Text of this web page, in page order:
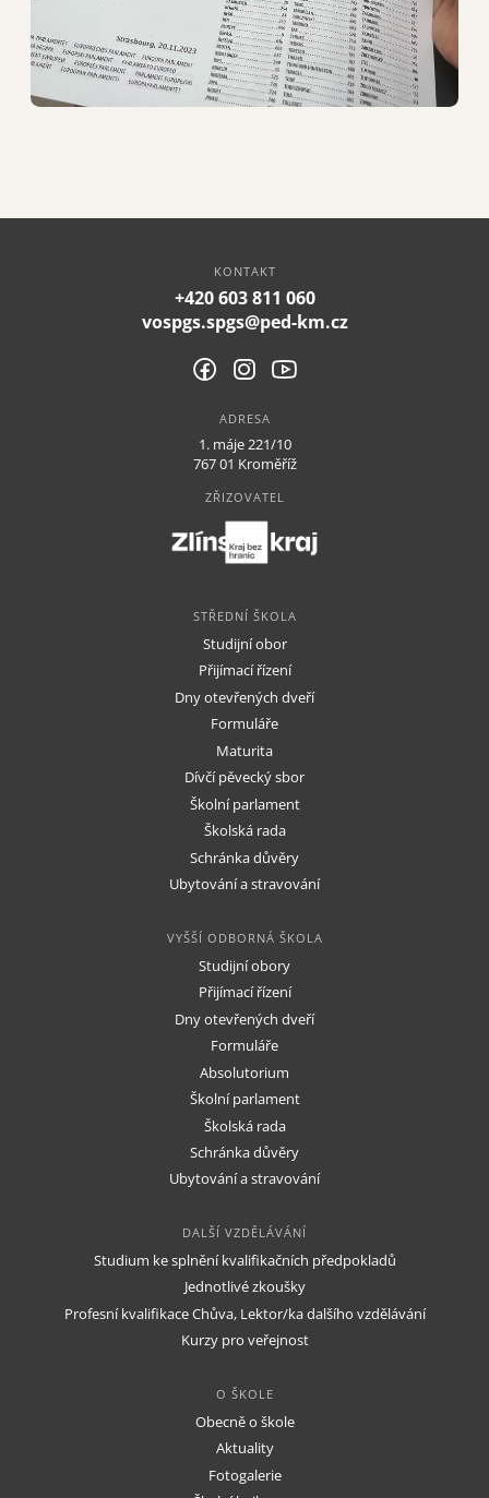
KONTAKT
+420 603 811 060
vospgs.spgs@ped-km.cz
ADRESA
1. máje 221/10
767 01 Kroměříž
ZŘIZOVATEL
STŘEDNÍ ŠKOLA
Studijní obor
Přijímací řízení
Dny otevřených dveří
Formuláře
Maturita
Dívčí pěvecký sbor
Školní parlament
Školská rada
Schránka důvěry
Ubytování a stravování
VYŠŠÍ ODBORNÁ ŠKOLA
Studijní obory
Přijímací řízení
Dny otevřených dveří
Formuláře
Absolutorium
Školní parlament
Školská rada
Schránka důvěry
Ubytování a stravování
DALŠÍ VZDĚLÁVÁNÍ
Studium ke splnění kvalifikačních předpokladů
Jednotlivé zkoušky
Profesní kvalifikace Chůva, Lektor/ka dalšího vzdělávání
Kurzy pro veřejnost
O ŠKOLE
Obecně o škole
Aktuality
Fotogalerie